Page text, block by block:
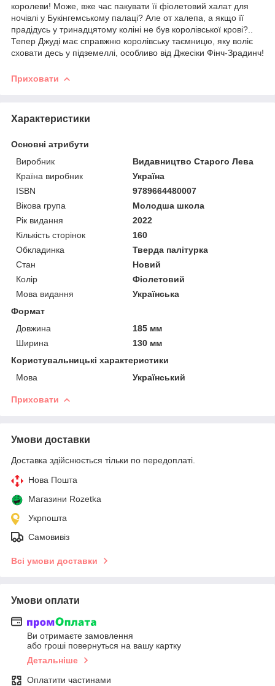
королеви! Може, вже час пакувати її фіолетовий халат для
ночівлі у Букінгемському палаці? Але от халепа, а якщо її
прадідусь у тринадцятому коліні не був королівської крові?..
Тепер Джуді має справжню королівську таємницю, яку воліє
сховати десь у підземеллі, особливо від Джесіки Фінч-Зрадинч!
Приховати
Характеристики
Основні атрибути
Виробник
Видавництво Старого Лева
Країна виробник
Україна
ISBN
9789664480007
Вікова група
Молодша школа
Рік видання
2022
Кількість сторінок
160
Обкладинка
Тверда палітурка
Стан
Новий
Колір
Фіолетовий
Мова видання
Українська
Формат
Довжина
185 мм
Ширина
130 мм
Користувальницькі характеристики
Мова
Український
Приховати
Умови доставки
Доставка здійснюється тільки по передоплаті.
Нова Пошта
Магазини Rozetka
Укрпошта
Самовивіз
Всі умови доставки
Умови оплати
Ви отримаєте замовлення
або гроші повернуться на вашу картку
Детальніше
Оплатити частинами